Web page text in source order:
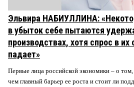
Эльвира НАБИУЛЛИНА:
в убыток себе пытаются
производствах, хотя спрос в
падает»
Первые лица российской экономики – о том,
чем главный барьер ее роста и стоит ли